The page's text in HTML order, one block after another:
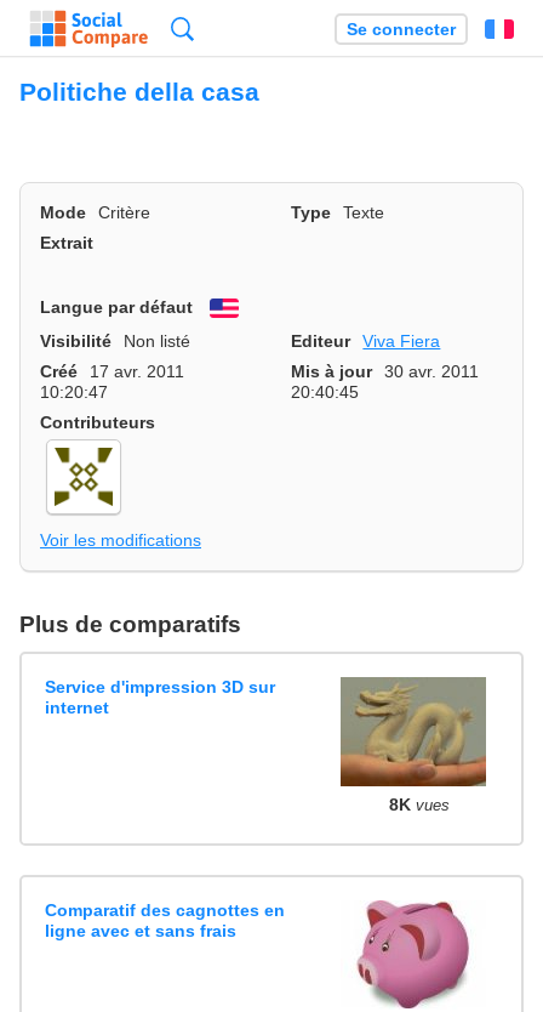
Se connecter
Politiche della casa
Mode Critère Type
Texte
Extrait
Langue par défaut
English
Visibilité
Non listé Editeur
Viva Fiera
Créé
17 avr. 2011
10:20:47
Mis à jour
30 avr. 2011
20:40:45
Contributeurs
Voir les modifications
Plus de comparatifs
Service d'impression 3D sur
internet
8K vues
Comparatif des cagnottes en
ligne avec et sans frais